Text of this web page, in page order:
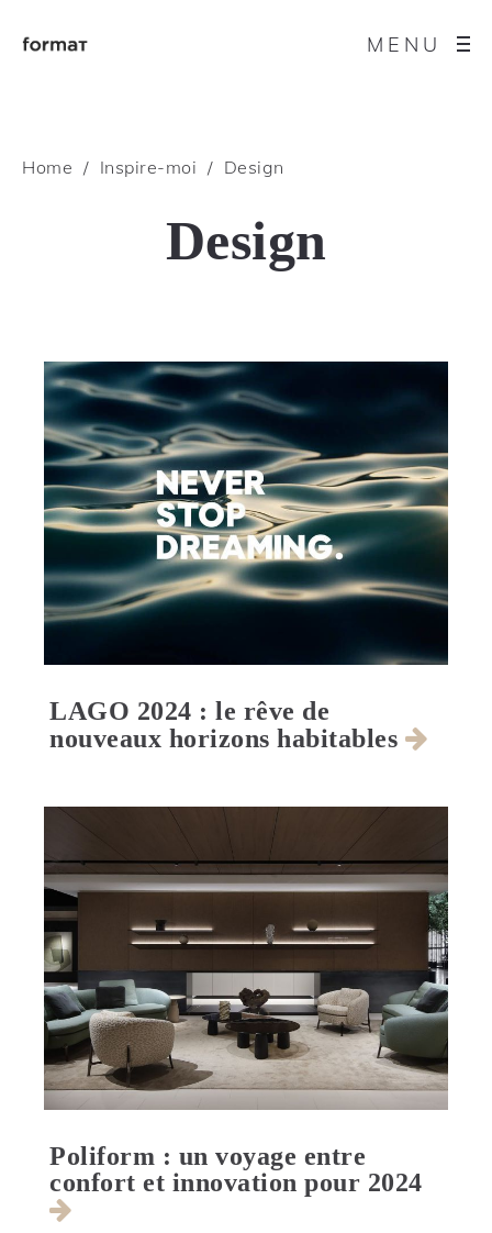
MENU
Home Inspire-moi Design
Design
LAGO 2024 : le rêve de
nouveaux horizons habitables
Poliform : un voyage entre
confort et innovation pour 2024